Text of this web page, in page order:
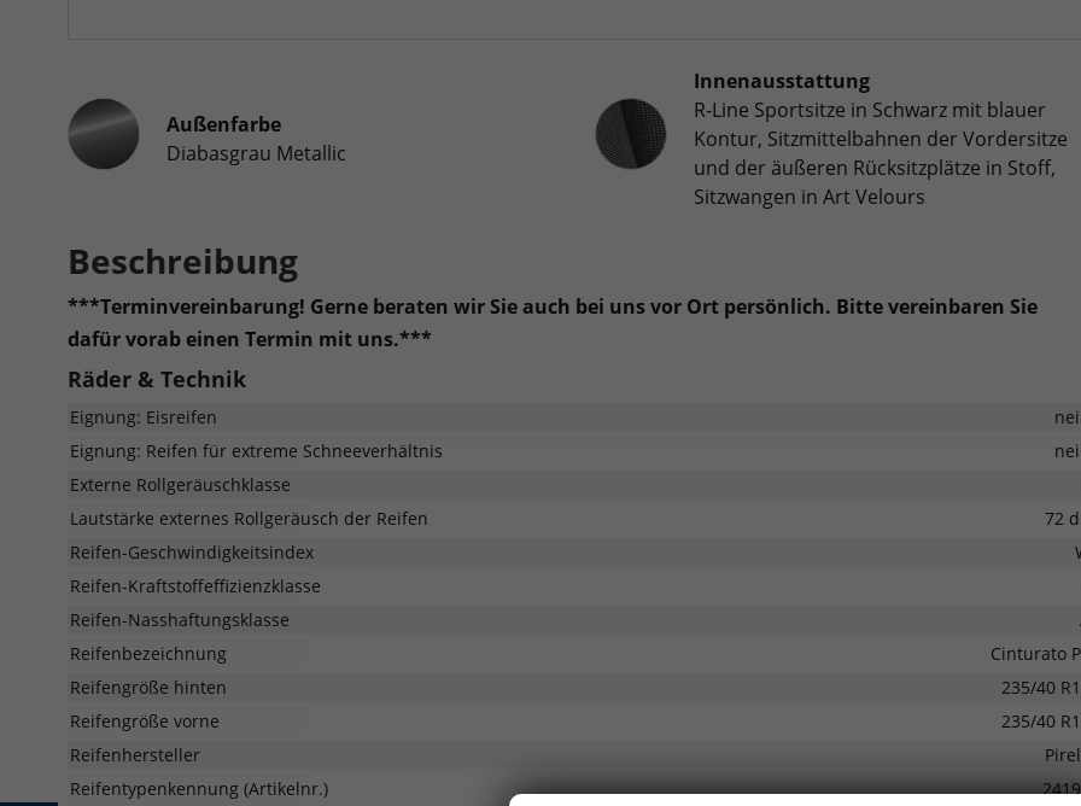
Außenfarbe
Diabasgrau Metallic
Innenausstattung
Innenausstattung
R-Line Sportsitze in Schwarz mit blauer
Kontur, Sitzmittelbahnen der Vordersitze
und der äußeren Rücksitzplätze in Stoff,
Sitzwangen in Art Velours
Beschreibung
***Terminvereinbarung! Gerne beraten wir Sie auch bei uns vor Ort persönlich. Bitte vereinbaren Sie
dafür vorab einen Termin mit uns.***
Räder & Technik
Eignung: Eisreifen
Eignung: Reifen für extreme Schneeverhältnis
Externe Rollgeräuschklasse
Lautstärke externes Rollgeräusch der Reifen
72
Reifen-Geschwindigkeitsindex
Reifen-Kraftstoffeffizienzklasse
Reifen-Nasshaftungsklasse
Reifenbezeichnung
Cinturato
Reifengröße hinten
235/40
Reifengröße vorne
235/40
Reifenhersteller
Reifentypenkennung (Artikelnr.)